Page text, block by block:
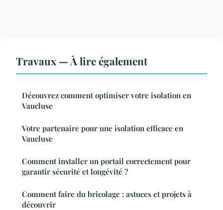
Travaux — À lire également
Découvrez comment optimiser votre isolation en
Vaucluse
Votre partenaire pour une isolation efficace en
Vaucluse
Comment installer un portail correctement pour
garantir sécurité et longévité ?
Comment faire du bricolage : astuces et projets à
découvrir